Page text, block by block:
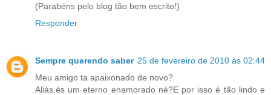
(Parabéns pelo blog tão bem escrito!)
Responder
Sempre querendo saber 25 de fevereiro de 2010 às 02:44
Meu amigo ta apaixonado de novo?
Aliás,és um eterno enamorado né?E por isso é tão lindo e